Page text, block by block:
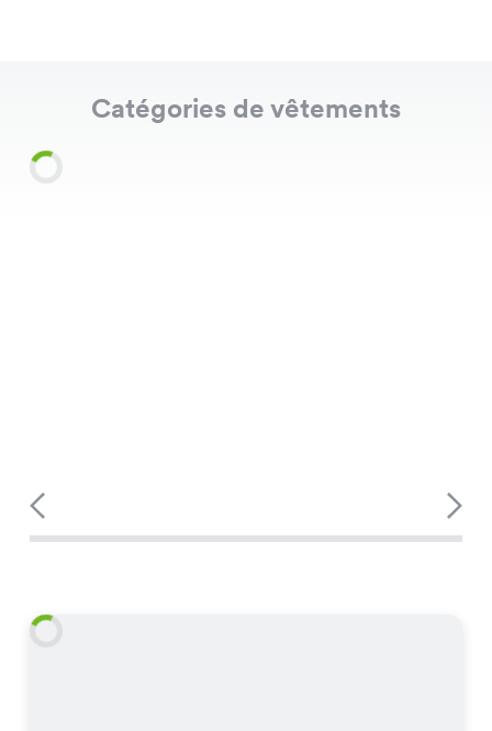
Catégories de vêtements